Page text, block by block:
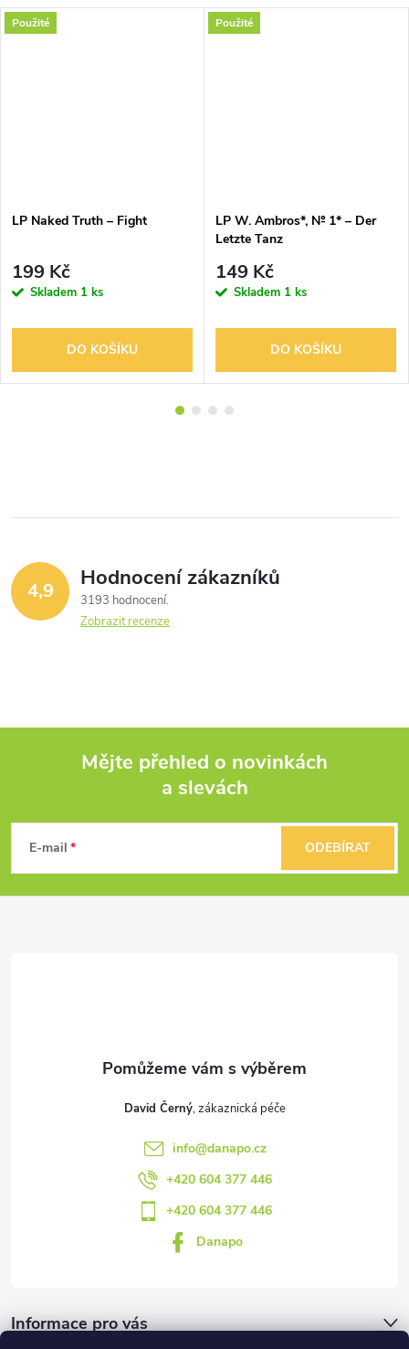
Použité
LP Naked Truth – Fight
199 Kč
Skladem 1 ks
DO KOŠÍKU
Použité
LP W. Ambros*, № 1* – Der
Letzte Tanz
149 Kč
Skladem 1 ks
DO KOŠÍKU
4,9 Hodnocení zákazníků
3193 hodnocení
Zobrazit recenze
p
Mějte přehled o novinkách
a slevách
E-mail ODEBÍRAT
David Černý
info@danapo.cz
+420 604 377 446
+420 604 377 446
Danapo
Informace pro vás